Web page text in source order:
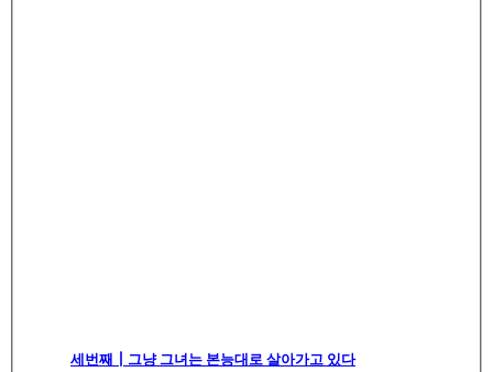
세번째┃그냥 그녀는 본능대로 살아가고 있다